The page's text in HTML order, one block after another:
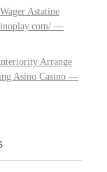
Astatine
—
Arrange
Asino Casino —